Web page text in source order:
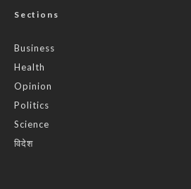
Sections
Business
Health
Opinion
Politics
Science
विदेश